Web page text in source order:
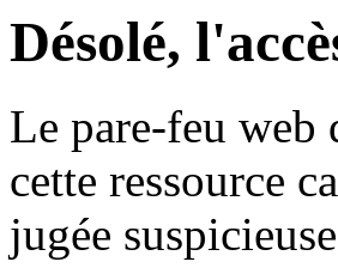
Désolé,
Le pare-feu web
cette ressource
jugée